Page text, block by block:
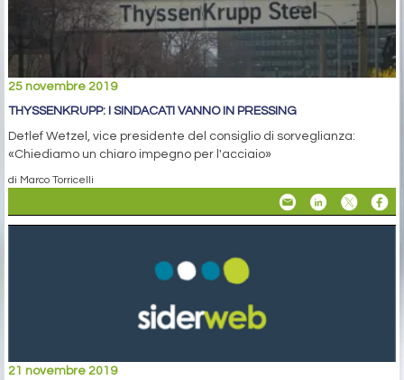
25 novembre 2019
THYSSENKRUPP: I SINDACATI VANNO IN PRESSING
Detlef Wetzel, vice presidente del consiglio di sorveglianza:
«Chiediamo un chiaro impegno per l'acciaio»
di Marco Torricelli
21 novembre 2019